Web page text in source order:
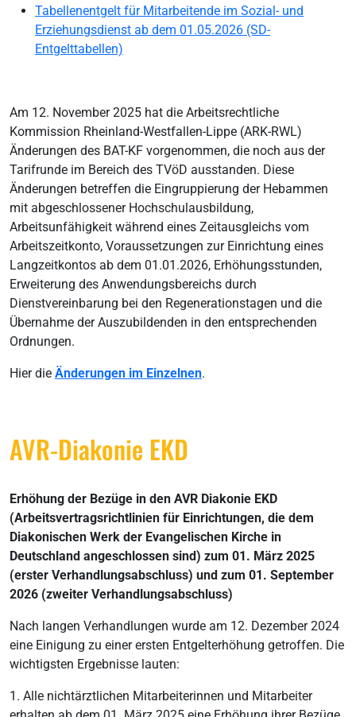
Tabellenentgelt für Mitarbeitende im Sozial- und
Erziehungsdienst ab dem 01.05.2026 (SD-
Entgelttabellen)
Am 12. November 2025 hat die Arbeitsrechtliche
Kommission Rheinland-Westfallen-Lippe (ARK-RWL)
Änderungen des BAT-KF vorgenommen, die noch aus der
Tarifrunde im Bereich des TVöD ausstanden. Diese
Änderungen betreffen die Eingruppierung der Hebammen
mit abgeschlossener Hochschulausbildung,
Arbeitsunfähigkeit während eines Zeitausgleichs vom
Arbeitszeitkonto, Voraussetzungen zur Einrichtung eines
Langzeitkontos ab dem 01.01.2026, Erhöhungsstunden,
Erweiterung des Anwendungsbereichs durch
Dienstvereinbarung bei den Regenerationstagen und die
Übernahme der Auszubildenden in den entsprechenden
Ordnungen.
Hier die Änderungen im Einzelnen.
AVR-Diakonie EKD
Erhöhung der Bezüge in den AVR Diakonie EKD
(Arbeitsvertragsrichtlinien für Einrichtungen, die dem
Diakonischen Werk der Evangelischen Kirche in
Deutschland angeschlossen sind) zum 01. März 2025
(erster Verhandlungsabschluss) und zum 01. September
2026 (zweiter Verhandlungsabschluss)
Nach langen Verhandlungen wurde am 12. Dezember 2024
eine Einigung zu einer ersten Entgelterhöhung getroffen. Die
wichtigsten Ergebnisse lauten:
1. Alle nichtärztlichen Mitarbeiterinnen und Mitarbeiter